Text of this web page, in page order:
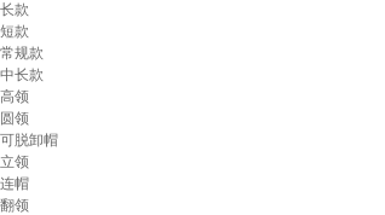
长款
短款
常规款
中长款
高领
圆领
可脱卸帽
立领
连帽
翻领